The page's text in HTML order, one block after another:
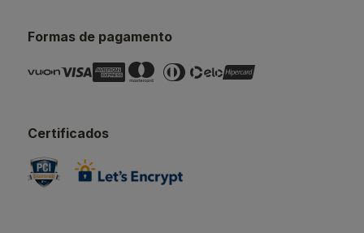
Formas de pagamento
Certificados